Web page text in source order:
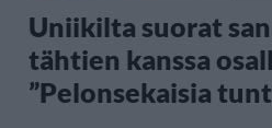
Uniikilta suorat
tähtien kanssa
”Pelonsekaisia